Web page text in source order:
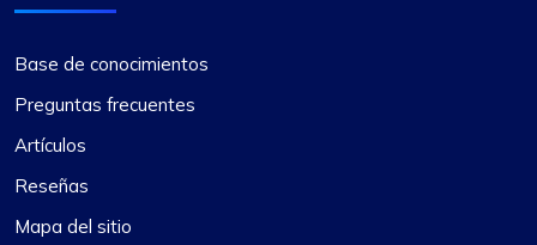
Base de conocimientos
Preguntas frecuentes
Artículos
Reseñas
Mapa del sitio